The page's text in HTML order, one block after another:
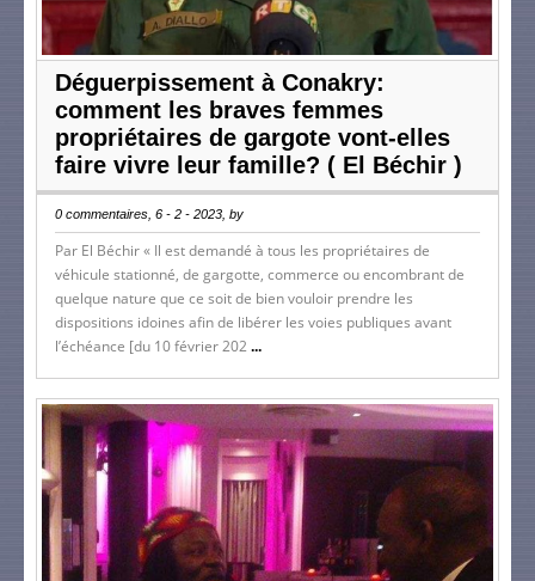
Déguerpissement à Conakry:
comment les braves femmes
propriétaires de gargote vont-elles
faire vivre leur famille? ( El Béchir )
0 commentaires, 6 - 2 - 2023, by
Par El Béchir « Il est demandé à tous les propriétaires de
véhicule stationné, de gargotte, commerce ou encombrant de
quelque nature que ce soit de bien vouloir prendre les
dispositions idoines afin de libérer les voies publiques avant
l’échéance [du 10 février 202...